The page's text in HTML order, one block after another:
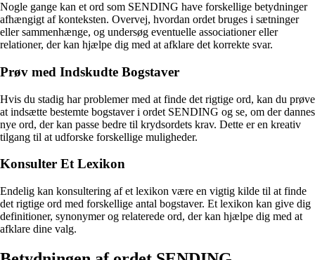
Nogle gange kan et ord som SENDING have forskellige betydninger
afhængigt af konteksten. Overvej, hvordan ordet bruges i sætninger
eller sammenhænge, og undersøg eventuelle associationer eller
relationer, der kan hjælpe dig med at afklare det korrekte svar.
Prøv med Indskudte Bogstaver
Hvis du stadig har problemer med at finde det rigtige ord, kan du prøve
at indsætte bestemte bogstaver i ordet SENDING og se, om der dannes
nye ord, der kan passe bedre til krydsordets krav. Dette er en kreativ
tilgang til at udforske forskellige muligheder.
Konsulter Et Lexikon
Endelig kan konsultering af et lexikon være en vigtig kilde til at finde
det rigtige ord med forskellige antal bogstaver. Et lexikon kan give dig
definitioner, synonymer og relaterede ord, der kan hjælpe dig med at
afklare dine valg.